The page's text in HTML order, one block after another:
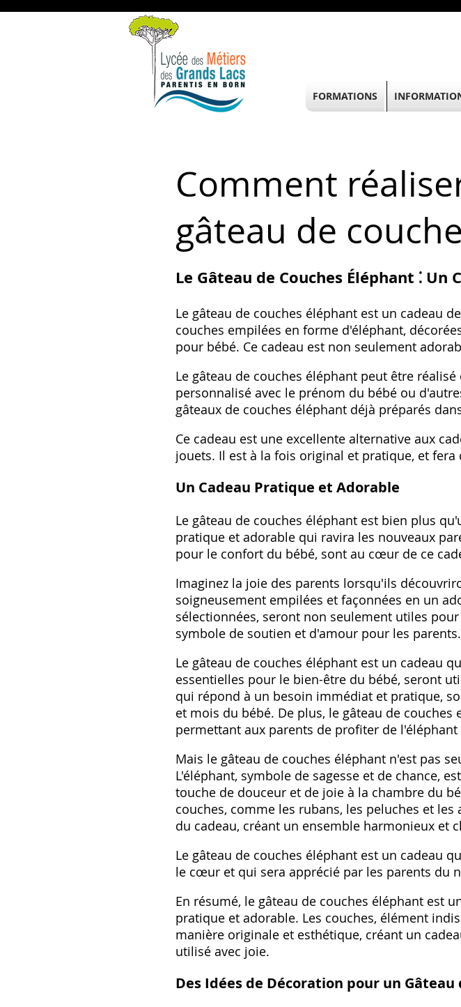
Comment
gâteau de
Le Gâteau de Couches Éléphant ⁚
Le gâteau de couches éléphant est un cadeau
couches empilées en forme d'éléphant,
pour bébé. Ce cadeau est non seulement
Le gâteau de couches éléphant peut être
personnalisé avec le prénom du bébé ou
gâteaux de couches éléphant déjà préparés
Ce cadeau est une excellente alternative aux
jouets. Il est à la fois original et pratique, et
Un Cadeau Pratique et Adorable
Le gâteau de couches éléphant est bien plus
pratique et adorable qui ravira les nouveaux
pour le confort du bébé, sont au cœur de ce
Imaginez la joie des parents lorsqu'ils
soigneusement empilées et façonnées en un
sélectionnées, seront non seulement utiles
symbole de soutien et d'amour pour les parents.
Le gâteau de couches éléphant est un cadeau
essentielles pour le bien-être du bébé, seront
qui répond à un besoin immédiat et pratique,
et mois du bébé. De plus, le gâteau de
permettant aux parents de profiter de
Mais le gâteau de couches éléphant n'est pas
L'éléphant, symbole de sagesse et de chance,
touche de douceur et de joie à la chambre du
couches, comme les rubans, les peluches et
du cadeau, créant un ensemble harmonieux et
Le gâteau de couches éléphant est un cadeau
le cœur et qui sera apprécié par les parents du
En résumé, le gâteau de couches éléphant est
pratique et adorable. Les couches, élément
manière originale et esthétique, créant un
utilisé avec joie.
Des Idées de Décoration pour un Gâteau
FORMATIONS